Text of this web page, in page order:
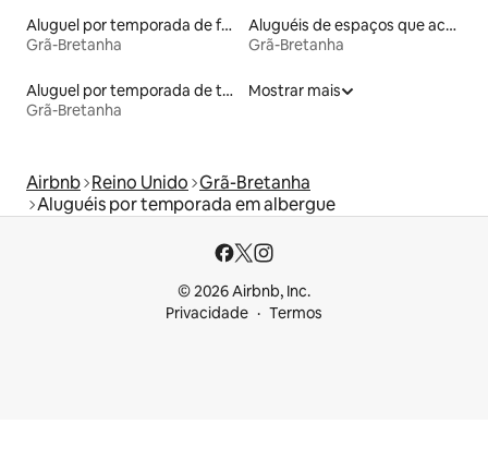
Aluguel por temporada de faróis
Grã-Bretanha
Aluguéis de espaços que aceitam animais de estimação
Grã-Bretanha
Aluguel por temporada de townhouses
Grã-Bretanha
Mostrar mais
Airbnb Reino Unido Grã-Bretanha
Aluguéis por temporada em albergue
© 2026 Airbnb, Inc.
Privacidade
Termos